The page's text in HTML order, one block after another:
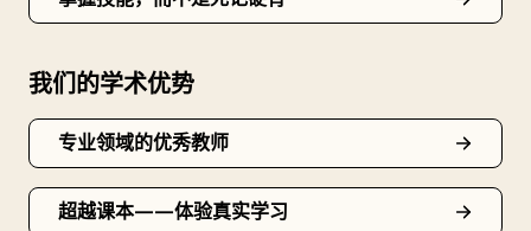
我们的学术优势
专业领域的优秀教师
超越课本——体验真实学习